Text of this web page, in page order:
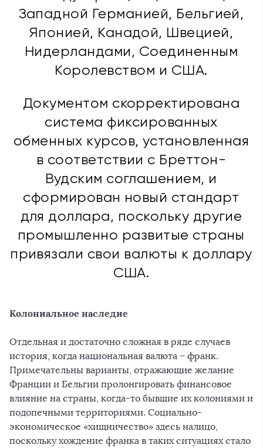
Западной Германией, Бельгией,
Японией, Канадой, Швецией,
Нидерландами, Соединенным
Королевством и США.
Документом скорректирована
система фиксированных
обменных курсов, установленная
в соответствии с Бреттон-
Вудским соглашением, и
сформирован новый стандарт
для доллара, поскольку другие
промышленно развитые страны
привязали свои валюты к доллару
США.
Колониальное наследие
Отдельная и достаточно сложная в ряде случаев
история, когда национальная валюта – франк.
Примечательны варианты, отражающие желание
Франции и Бельгии пролонгировать финансовое
влияние на страны, когда-то бывшие их колониями и
подопечными территориями. Социально-
экономическое «хищничество» здесь налицо,
поскольку хождение франка в таких ситуациях стало